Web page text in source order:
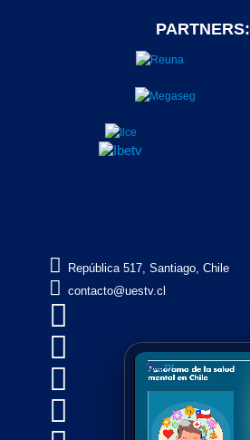
PARTNERS:
 República 517, Santiago, Chile
 contacto@uestv.cl



